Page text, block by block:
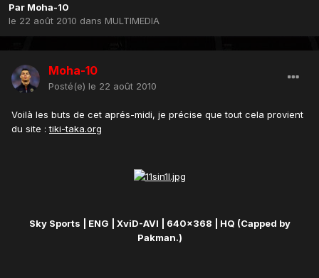
Par Moha-10
le 22 août 2010 dans MULTIMEDIA
Moha-10
Posté(e) le 22 août 2010
Voilà les buts de cet aprés-midi, je précise que tout cela provient
du site :tiki-taka.org
Sky Sports | ENG | XviD-AVI | 640x368 | HQ (Capped by
Pakman.)